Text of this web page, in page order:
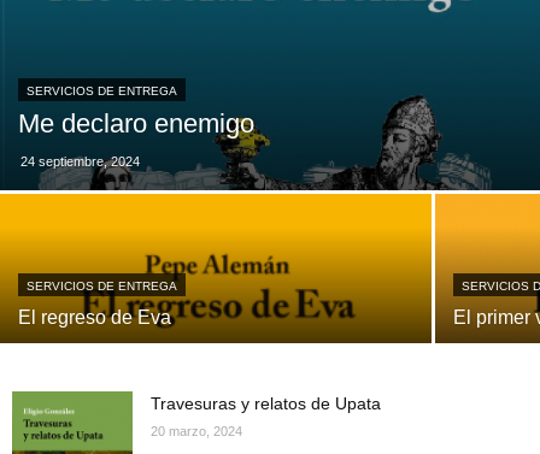
SERVICIOS DE ENTREGA
Me declaro enemigo
24 septiembre, 2024
SERVICIOS DE ENTREGA
El regreso de Eva
SERVICIOS
El primer
Travesuras y relatos de Upata
20 marzo, 2024